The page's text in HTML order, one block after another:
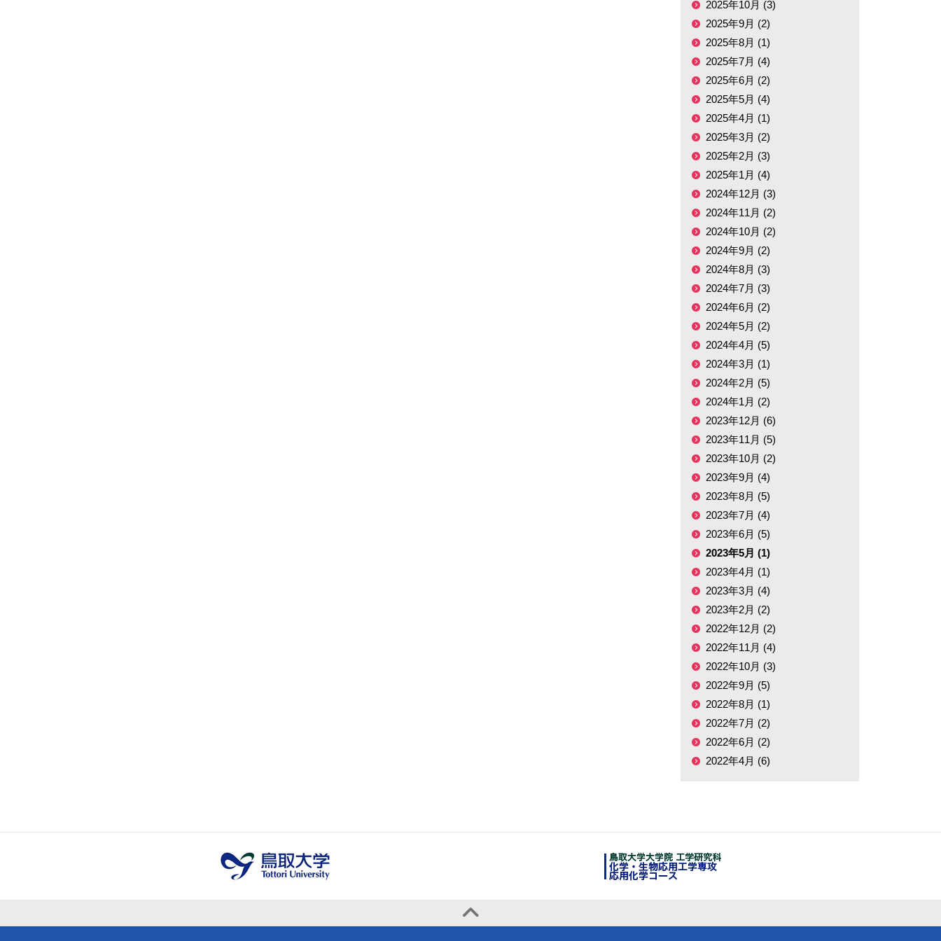
2025年10月 (3)
2025年9月 (2)
2025年8月 (1)
2025年7月 (4)
2025年6月 (2)
2025年5月 (4)
2025年4月 (1)
2025年3月 (2)
2025年2月 (3)
2025年1月 (4)
2024年12月 (3)
2024年11月 (2)
2024年10月 (2)
2024年9月 (2)
2024年8月 (3)
2024年7月 (3)
2024年6月 (2)
2024年5月 (2)
2024年4月 (5)
2024年3月 (1)
2024年2月 (5)
2024年1月 (2)
2023年12月 (6)
2023年11月 (5)
2023年10月 (2)
2023年9月 (4)
2023年8月 (5)
2023年7月 (4)
2023年6月 (5)
2023年5月 (1)
2023年4月 (1)
2023年3月 (4)
2023年2月 (2)
2022年12月 (2)
2022年11月 (4)
2022年10月 (3)
2022年9月 (5)
2022年8月 (1)
2022年7月 (2)
2022年6月 (2)
2022年4月 (6)